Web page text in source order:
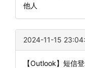
他人
2024-11-15
【Outlook】短信